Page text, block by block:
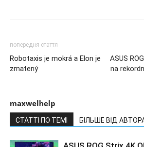
попередня стаття
Robotaxis je mokrá a Elon je
zmatený
ASUS
na
maxwelhelp
СТАТТІ ПО ТЕМІ БІЛЬШЕ ВІД